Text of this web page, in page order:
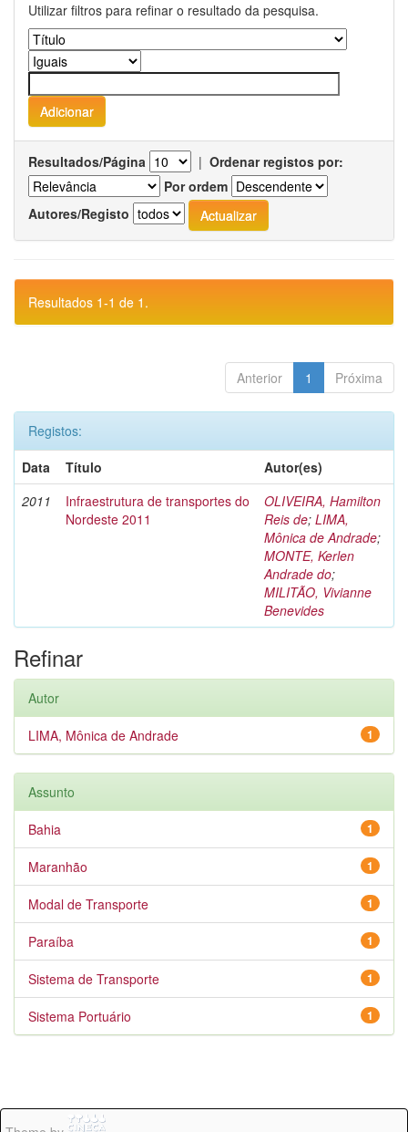
Utilizar filtros para refinar o resultado da pesquisa.
Resultados/Página | Ordenar registos por:
Por ordem
Autores/Registo
Resultados 1-1 de 1.
Anterior 1 Próxima
Registos:
Data
Título
Autor(es)
2011
Infraestrutura de transportes do
Nordeste 2011
OLIVEIRA, Hamilton
Reis de; LIMA,
Mônica de Andrade;
MONTE, Kerlen
Andrade do;
MILITÃO, Vivianne
Benevides
Refinar
Autor
1
LIMA, Mônica de Andrade
Assunto
1
Bahia
1
Maranhão
1
Modal de Transporte
1
Paraíba
1
Sistema de Transporte
1
Sistema Portuário